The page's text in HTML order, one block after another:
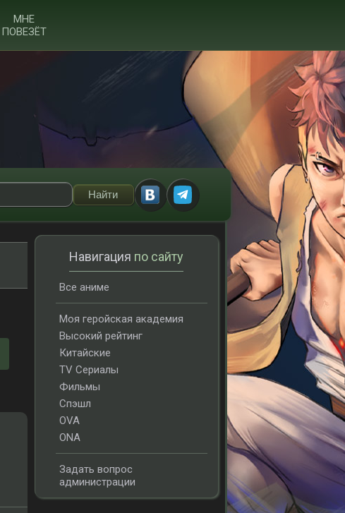
МНЕ
ПОВЕЗЁТ
Навигация по сайту
Все аниме
Моя геройская академия
Высокий рейтинг
Китайские
TV Сериалы
Фильмы
Спэшл
OVA
ONA
Задать вопрос
администрации